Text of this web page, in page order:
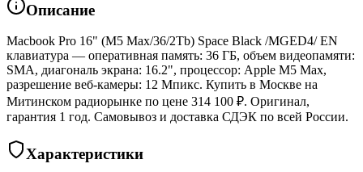
Описание
Macbook Pro 16" (M5 Max/36/2Tb) Space Black /MGED4/ EN
клавиатура — оперативная память: 36 ГБ, объем видеопамяти:
SMA, диагональ экрана: 16.2", процессор: Apple M5 Max,
разрешение веб-камеры: 12 Мпикс. Купить в Москве на
Митинском радиорынке по цене 314 100 ₽. Оригинал,
гарантия 1 год. Самовывоз и доставка СДЭК по всей России.
Характеристики